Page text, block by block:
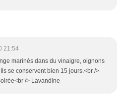
21:54
marinés dans du vinaigre, oignons
se conservent bien 15 jours.<br />
/> Lavandine